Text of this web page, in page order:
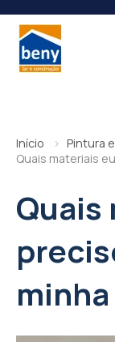
Início
Pintura
Quais materiais
Quais